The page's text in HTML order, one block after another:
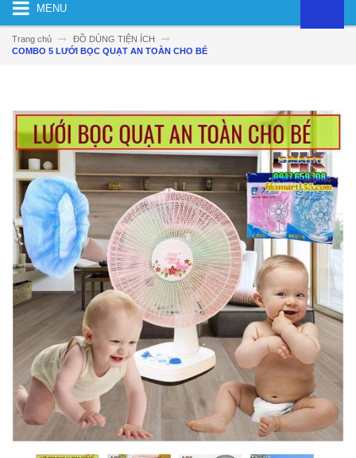
MENU
Trang chủ
ĐỒ DÙNG TIỆN ÍCH
COMBO 5 LƯỚI BỌC QUẠT AN TOÀN CHO BÉ